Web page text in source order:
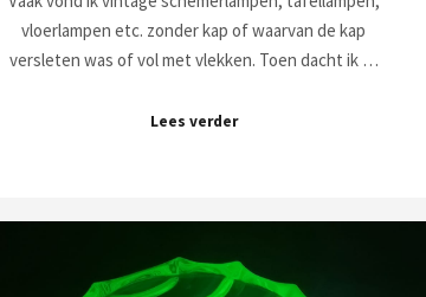
vloerlampen etc. zonder kap of waarvan de kap
versleten was of vol met vlekken. Toen dacht ik …
Lees verder